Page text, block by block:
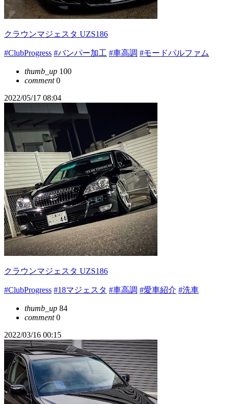
クラウンマジェスタ UZS186
#ClubProgress #バンパー加工 #車高調 #モードパルファム
thumb_up 100
comment0
2022/05/17 08:04
クラウンマジェスタ UZS186
#ClubProgress #18マジェスタ #車高調 #愛車紹介 #洗車
thumb_up 84
comment0
2022/03/16 00:15